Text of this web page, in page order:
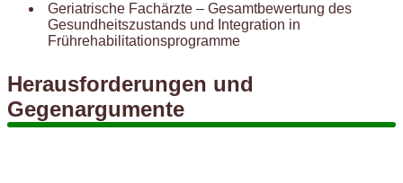
Geriatrische Fachärzte – Gesamtbewertung des
Gesundheitszustands und Integration in
Frührehabilitationsprogramme
Herausforderungen und
Gegenargumente